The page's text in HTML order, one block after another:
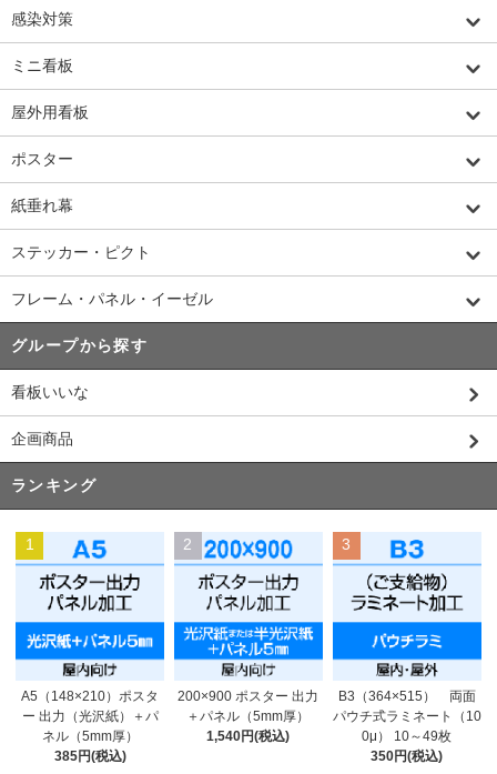
感染対策
ミニ看板
屋外用看板
ポスター
紙垂れ幕
ステッカー・ピクト
フレーム・パネル・イーゼル
グループから探す
看板いいな
企画商品
ランキング
1
A5（148×210）ポスタ
ー 出力（光沢紙）＋パ
ネル（5mm厚）
385円(税込)
2
200×900 ポスター 出力
＋パネル（5mm厚）
1,540円(税込)
3
B3（364×515） 両面
パウチ式ラミネート（10
0μ） 10～49枚
350円(税込)